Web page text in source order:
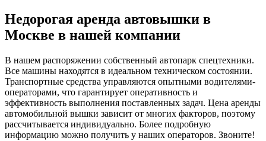
Недорогая аренда автовышки в
Москве в нашей компании
В нашем распоряжении собственный автопарк спецтехники.
Все машины находятся в идеальном техническом состоянии.
Транспортные средства управляются опытными водителями-
операторами, что гарантирует оперативность и
эффективность выполнения поставленных задач. Цена аренды
автомобильной вышки зависит от многих факторов, поэтому
рассчитывается индивидуально. Более подробную
информацию можно получить у наших операторов. Звоните!